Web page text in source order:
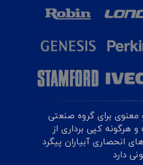
برای گروه صنعتی
هرگونه کپی برداری از
انحصاری آبیاران پیگرد
دارد